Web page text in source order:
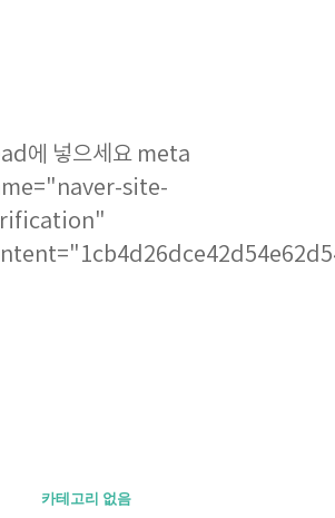
에 넣으세요 meta
site-
카테고리 없음